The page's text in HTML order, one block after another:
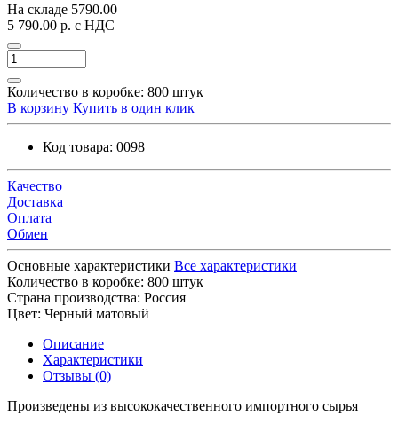
На складе 5790.00
5 790.00 р. с НДС
Количество в коробке: 800 штук
В корзину Купить в один клик
Код товара: 0098
Качество
Доставка
Оплата
Обмен
Основные характеристики Все характеристики
Количество в коробке: 800 штук
Страна производства: Россия
Цвет: Черный матовый
Описание
Характеристики
Отзывы (0)
Произведены из высококачественного импортного сырья